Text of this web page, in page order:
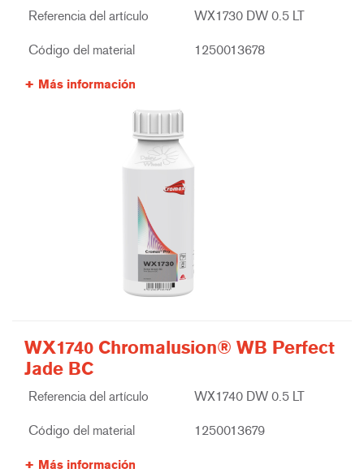
Referencia del artículo WX1730 DW 0.5 LT
Código del material 1250013678
Más información
WX1740 Chromalusion® WB Perfect
Jade BC
Referencia del artículo WX1740 DW 0.5 LT
Código del material 1250013679
Más información